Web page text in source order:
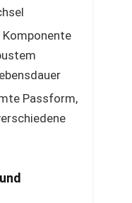
Passform,